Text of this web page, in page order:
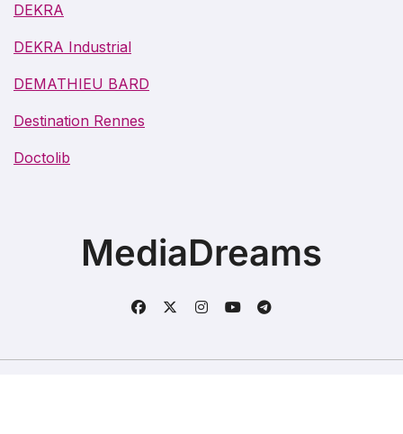
DEKRA
DEKRA Industrial
DEMATHIEU BARD
Destination Rennes
Doctolib
MediaDreams